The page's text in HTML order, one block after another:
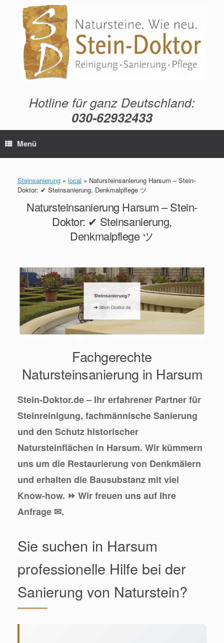
springen
Hotline für ganz Deutschland:
030-62932433
Menü
Steinsanierung » local » Natursteinsanierung Harsum – Stein-
Doktor: ✔ Steinsanierung, Denkmalpflege ツ
Natursteinsanierung Harsum – Stein-
Doktor: ✔ Steinsanierung,
Denkmalpflege ツ
Fachgerechte
Natursteinsanierung in Harsum
Stein-Doktor.de – Ihr erfahrener Partner für
Steinreinigung, fachmännische Sanierung
und den Schutz historischer
Natursteinflächen in Harsum. Wir kümmern
uns um die Restaurierung von Denkmälern
und erhalten die Bausubstanz mit viel
Know-how. ⏩ Wir freuen uns auf Ihre
Anfrage ✉.
Sie suchen in Harsum
professionelle Hilfe bei der
Sanierung von Naturstein?